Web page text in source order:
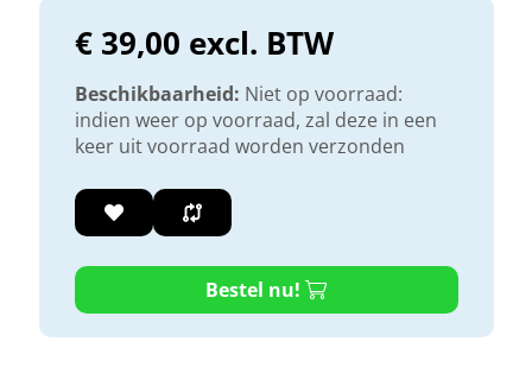
€ 39,00 excl. BTW
Beschikbaarheid: Niet op voorraad:
indien weer op voorraad, zal deze in een
keer uit voorraad worden verzonden
Bestel nu!